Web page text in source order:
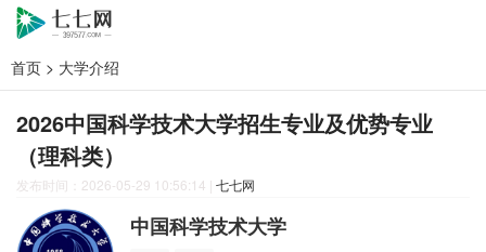
首页 > 大学介绍
2026中国科学技术大学招生专业及优势专业
（理科类）
发布时间：2026-05-29 10:56:14 | 七七网
中国科学技术大学